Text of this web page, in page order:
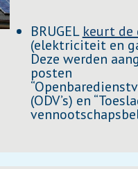
BRUGEL keurt
(elektriciteit en
Deze werden
posten
(ODV’s) en